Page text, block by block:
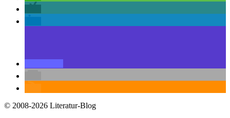
© 2008-2026 Literatur-Blog